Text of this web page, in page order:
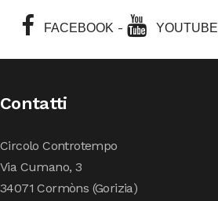
FACEBOOK- YOUTUBE
Contatti
Circolo Controtempo
Via Cumano, 3
34071 Cormòns (Gorizia)